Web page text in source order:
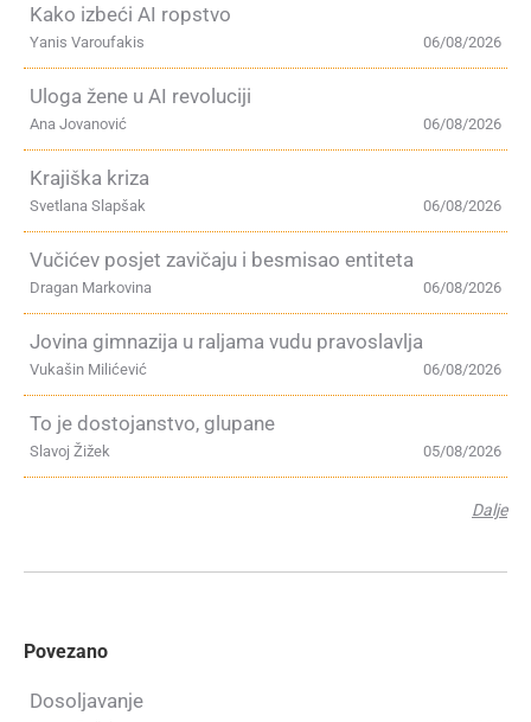
Kako izbeći AI ropstvo
06/08/2026
Yanis Varoufakis
Uloga žene u AI revoluciji
06/08/2026
Ana Jovanović
Krajiška kriza
06/08/2026
Svetlana Slapšak
Vučićev posjet zavičaju i besmisao entiteta
06/08/2026
Dragan Markovina
Jovina gimnazija u raljama vudu pravoslavlja
06/08/2026
Vukašin Milićević
To je dostojanstvo, glupane
05/08/2026
Slavoj Žižek
Dalje
Povezano
Dosoljavanje